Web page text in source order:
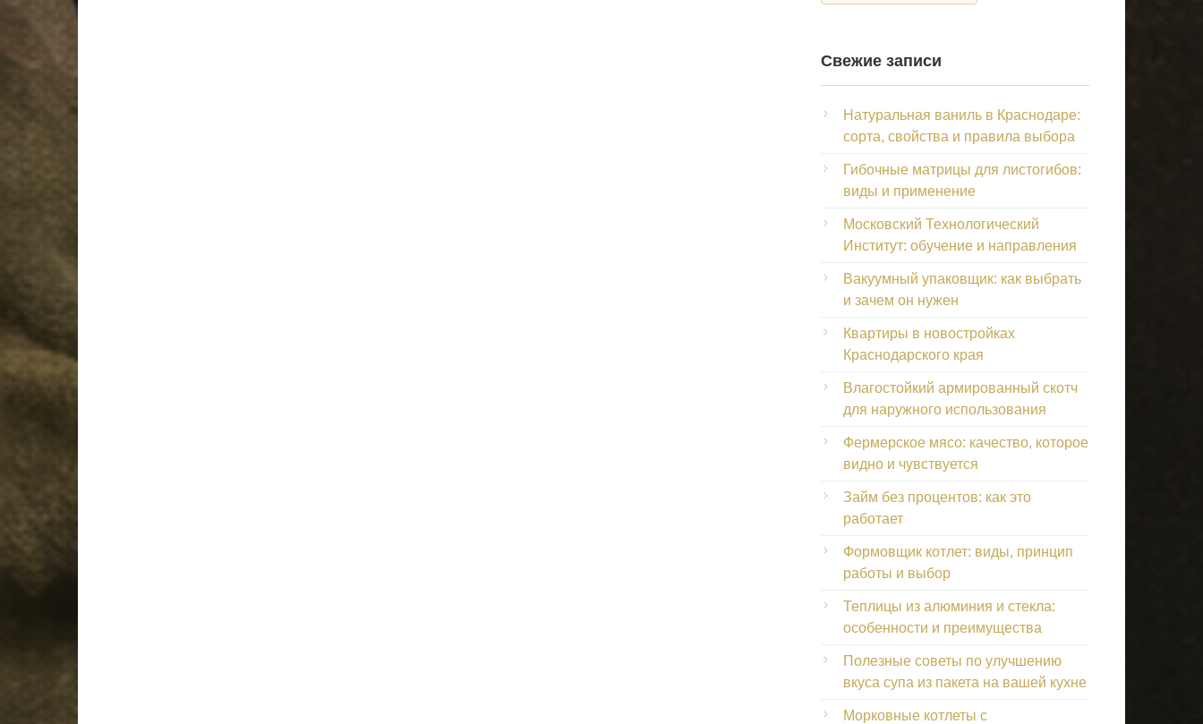
Свежие записи
Натуральная ваниль в Краснодаре:
сорта, свойства и правила выбора
Гибочные матрицы для листогибов:
виды и применение
Московский Технологический
Институт: обучение и направления
Вакуумный упаковщик: как выбрать
и зачем он нужен
Квартиры в новостройках
Краснодарского края
Влагостойкий армированный скотч
для наружного использования
Фермерское мясо: качество, которое
видно и чувствуется
Займ без процентов: как это
работает
Формовщик котлет: виды, принцип
работы и выбор
Теплицы из алюминия и стекла:
особенности и преимущества
Полезные советы по улучшению
вкуса супа из пакета на вашей кухне
Морковные котлеты с